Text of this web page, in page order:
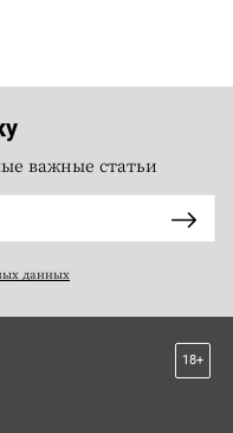
важные статьи
данных
18+